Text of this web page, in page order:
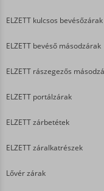
ELZETT kulcsos bevésőzárak
ELZETT bevéső másodzárak
ELZETT rászegezős
ELZETT portálzárak
ELZETT zárbetétek
ELZETT záralkatrészek
Lővér zárak